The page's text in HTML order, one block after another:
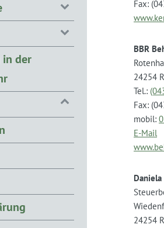
Fax:
BBR
24254
Tel.:
Fax:
mobil:
E-Mail
24254
der